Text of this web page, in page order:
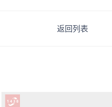
返回列表